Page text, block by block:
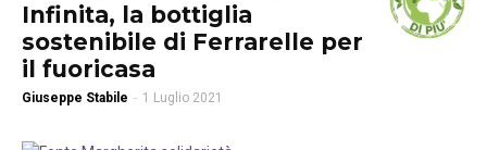
Infinita, la bottiglia
sostenibile di Ferrarelle per
il fuoricasa
Giuseppe Stabile - 1 Luglio 2021